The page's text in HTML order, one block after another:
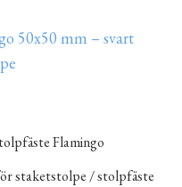
50x50 mm – svart
Flamingo
staketstolpe / stolpfäste